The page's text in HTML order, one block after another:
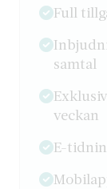
Full
samtal
veckan
E-